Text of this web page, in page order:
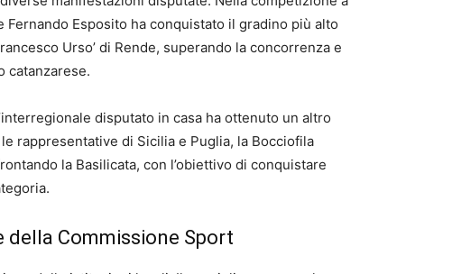
Esposito ha conquistato il gradino più alto
Urso’ di Rende, superando la concorrenza e
catanzarese.
disputato in casa ha ottenuto un altro
rappresentative di Sicilia e Puglia, la Bocciofila
la Basilicata, con l’obiettivo di conquistare
della Commissione Sport